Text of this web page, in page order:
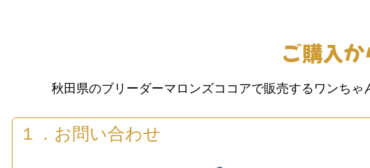
ご購入
秋田県のブリーダーマロンズココアで販売するワンち
１．お問い合わせ